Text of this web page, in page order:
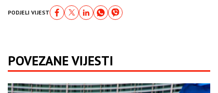
PODJELI VIJEST
POVEZANE VIJESTI